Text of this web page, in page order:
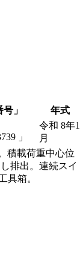
」
年式
」
令和 8年1
月
積載荷重中心位
排出。連続スイ
具箱。